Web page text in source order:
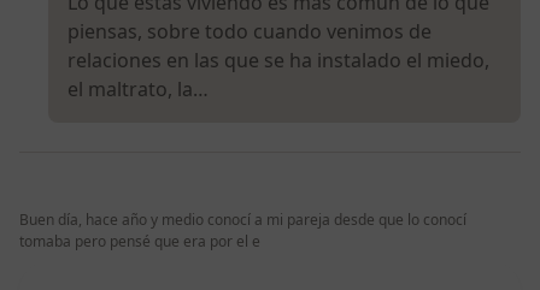
piensas, sobre todo cuando venimos de
relaciones en las que se ha instalado el miedo,
el maltrato, la…
Buen día, hace año y medio conocí a mi pareja desde que lo conocí
tomaba pero pensé que era por el e